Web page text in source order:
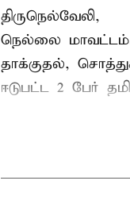
திருநெல்வேலி,
நெல்லை
தாக்குதல்,
ஈடுபட்ட 2 பேர்